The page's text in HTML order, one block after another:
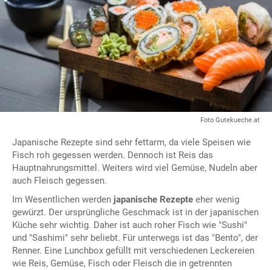
Foto Gutekueche.at
Japanische Rezepte sind sehr fettarm, da viele Speisen wie
Fisch roh gegessen werden. Dennoch ist Reis das
Hauptnahrungsmittel. Weiters wird viel Gemüse, Nudeln aber
auch Fleisch gegessen.
Im Wesentlichen werden japanische Rezepte eher wenig
gewürzt. Der ursprüngliche Geschmack ist in der japanischen
Küche sehr wichtig. Daher ist auch roher Fisch wie "Sushi"
und "Sashimi" sehr beliebt. Für unterwegs ist das "Bento", der
Renner. Eine Lunchbox gefüllt mit verschiedenen Leckereien
wie Reis, Gemüse, Fisch oder Fleisch die in getrennten